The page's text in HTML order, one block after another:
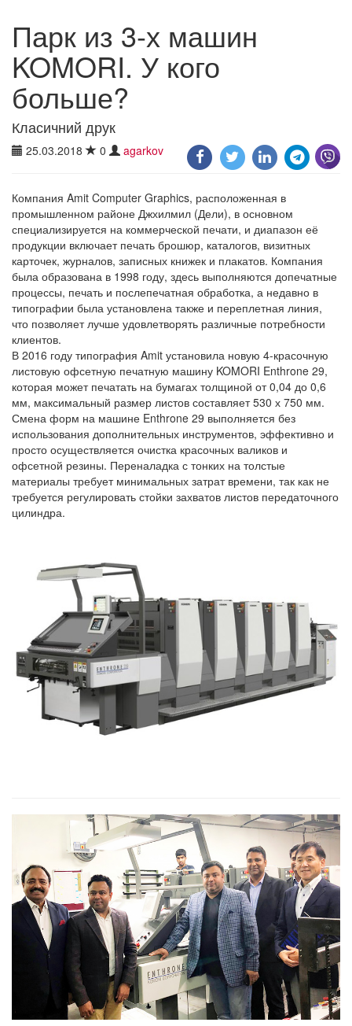
Парк из 3-х машин
KOMORI. У кого
больше?
Класичний друк
25.03.2018 0 agarkov
Компания Amit Computer Graphics, расположенная в
промышленном районе Джхилмил (Дели), в основном
специализируется на коммерческой печати, и диапазон её
продукции включает печать брошюр, каталогов, визитных
карточек, журналов, записных книжек и плакатов. Компания
была образована в 1998 году, здесь выполняются допечатные
процессы, печать и послепечатная обработка, а недавно в
типографии была установлена также и переплетная линия,
что позволяет лучше удовлетворять различные потребности
клиентов.
В 2016 году типография Amit установила новую 4-красочную
листовую офсетную печатную машину KOMORI Enthrone 29,
которая может печатать на бумагах толщиной от 0,04 до 0,6
мм, максимальный размер листов составляет 530 х 750 мм.
Смена форм на машине Enthrone 29 выполняется без
использования дополнительных инструментов, эффективно и
просто осуществляется очистка красочных валиков и
офсетной резины. Переналадка с тонких на толстые
материалы требует минимальных затрат времени, так как не
требуется регулировать стойки захватов листов передаточного
цилиндра.